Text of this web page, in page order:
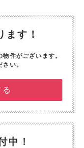
ます！
件がございます。
い。
中！